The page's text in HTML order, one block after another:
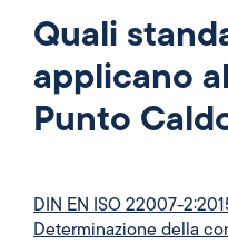
Quali
applicano
Punto
DIN EN ISO 22007-
Determinazione della